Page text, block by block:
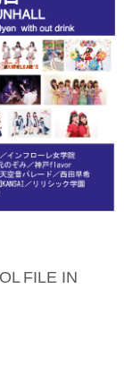
FILE IN